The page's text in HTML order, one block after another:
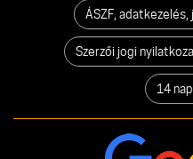
ÁSZF, adatkezelés,
Szerzői jogi
14